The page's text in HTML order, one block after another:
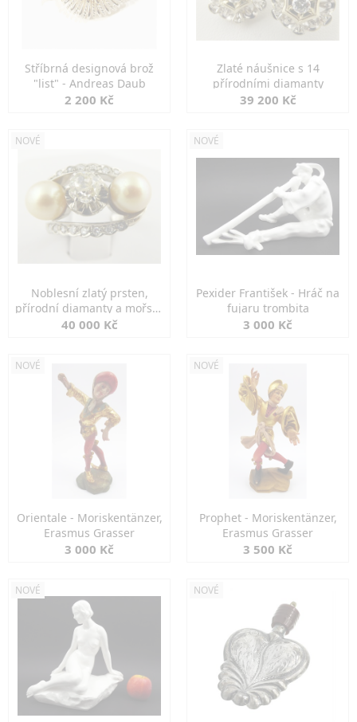
Stříbrná designová brož
"list" - Andreas Daub
2 200 Kč
Zlaté náušnice s 14
přírodními diamanty
39 200 Kč
NOVÉ
Noblesní zlatý prsten,
přírodní diamanty a mořské
perly
40 000 Kč
NOVÉ
Pexider František - Hráč na
fujaru trombita
3 000 Kč
NOVÉ
Orientale - Moriskentänzer,
Erasmus Grasser
3 000 Kč
NOVÉ
Prophet - Moriskentänzer,
Erasmus Grasser
3 500 Kč
NOVÉ NOVÉ